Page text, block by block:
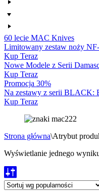
60 lecie MAC Knives
Limitowany zestaw noży
Kup Teraz
Nowe Modele z Serii
Kup Teraz
Promocja 30%
Na zestawy z serii BLACK:
Kup Teraz
Strona główna\Atrybut
Wyświetlanie jednego